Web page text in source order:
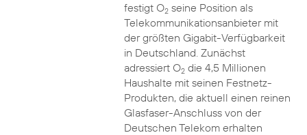
festigt O2seine Position als
Telekommunikationsanbieter mit
der größten Gigabit-Verfügbarkeit
in Deutschland. Zunächst
adressiert O2die 4,5 Millionen
Haushalte mit seinen Festnetz-
Produkten, die aktuell einen reinen
Glasfaser-Anschluss von der
Deutschen Telekom erhalten